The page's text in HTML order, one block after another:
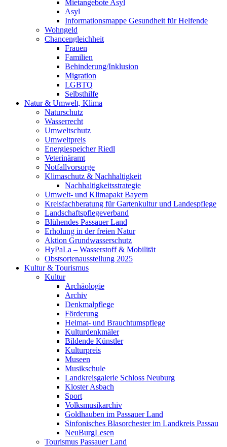
Mietangebote Asyl
Asyl
Informationsmappe Gesundheit für Helfende
Wohngeld
Chancengleichheit
Frauen
Familien
Behinderung/Inklusion
Migration
LGBTQ
Selbsthilfe
Natur & Umwelt, Klima
Naturschutz
Wasserrecht
Umweltschutz
Umweltpreis
Energiespeicher Riedl
Veterinäramt
Notfallvorsorge
Klimaschutz & Nachhaltigkeit
Nachhaltigkeitsstrategie
Umwelt- und Klimapakt Bayern
Kreisfachberatung für Gartenkultur und Landespflege
Landschaftspflegeverband
Blühendes Passauer Land
Erholung in der freien Natur
Aktion Grundwasserschutz
HyPaLa – Wasserstoff & Mobilität
Obstsortenausstellung 2025
Kultur & Tourismus
Kultur
Archäologie
Archiv
Denkmalpflege
Förderung
Heimat- und Brauchtumspflege
Kulturdenkmäler
Bildende Künstler
Kulturpreis
Museen
Musikschule
Landkreisgalerie Schloss Neuburg
Kloster Asbach
Sport
Volksmusikarchiv
Goldhauben im Passauer Land
Sinfonisches Blasorchester im Landkreis Passau
NeuBurgLesen
Tourismus Passauer Land